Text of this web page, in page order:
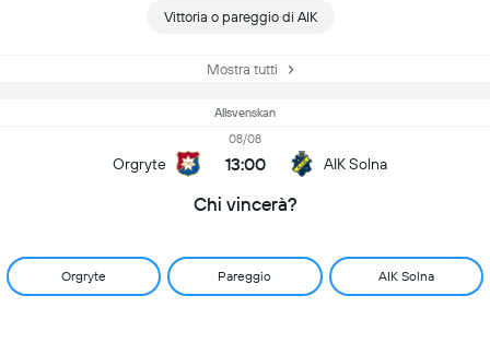
Vittoria o pareggio di AIK
Mostra tutti
Allsvenskan
Orgryte
08/08
13:00 AIK Solna
Chi vincerà?
Orgryte Pareggio AIK Solna